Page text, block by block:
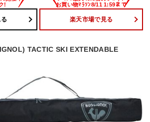
楽天市場で見る
TACTIC SKI EXTENDABLE